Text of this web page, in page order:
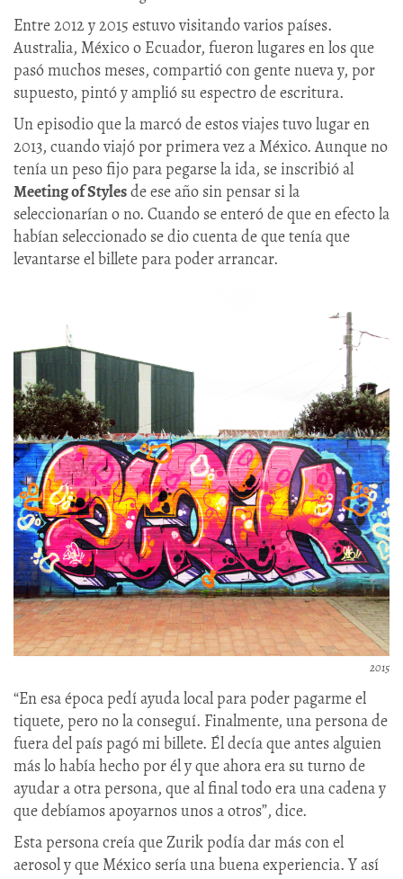
Entre 2012 y 2015 estuvo visitando varios países.
Australia, México o Ecuador, fueron lugares en los que
pasó muchos meses, compartió con gente nueva y, por
supuesto, pintó y amplió su espectro de escritura.
Un episodio que la marcó de estos viajes tuvo lugar en
2013, cuando viajó por primera vez a México. Aunque no
tenía un peso fijo para pegarse la ida, se inscribió al
Meeting of Stylesde ese año sin pensar si la
seleccionarían o no. Cuando se enteró de que en efecto la
habían seleccionado se dio cuenta de que tenía que
levantarse el billete para poder arrancar.
2015
“En esa época pedí ayuda local para poder pagarme el
tiquete, pero no la conseguí. Finalmente, una persona de
fuera del país pagó mi billete. Él decía que antes alguien
más lo había hecho por él y que ahora era su turno de
ayudar a otra persona, que al final todo era una cadena y
que debíamos apoyarnos unos a otros”, dice.
Esta persona creía que Zurik podía dar más con el
aerosol y que México sería una buena experiencia. Y así